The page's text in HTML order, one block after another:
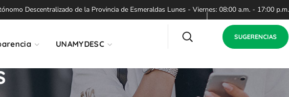
Descentralizado de la Provincia de Esmeraldas Lunes - Viernes: 08:00 a.m. - 17:00 p.m.
UNAMYDESC
SUGERENCIAS